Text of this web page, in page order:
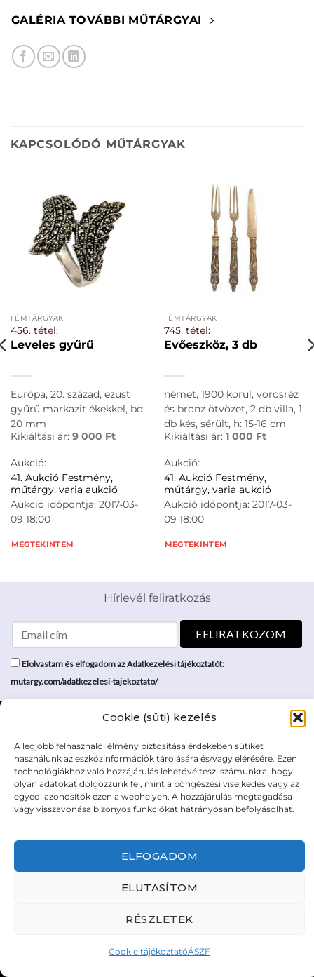
Cookie (süti) kezelés
A legjobb felhasználói élmény biztosítása érdekében sütiket
használunk az eszközinformációk tárolására és/vagy elérésére. Ezen
technológiákhoz való hozzájárulás lehetővé teszi számunkra, hogy
olyan adatokat dolgozzunk fel, mint a böngészési viselkedés vagy az
egyedi azonosítók ezen a webhelyen. A hozzájárulás megtagadása
vagy visszavonása bizonyos funkciókat hátrányosan befolyásolhat.
ELFOGADOM
ELUTASÍTOM
RÉSZLETEK
Cookie tájékoztatóÁSZF
GALÉRIA TOVÁBBI MŰTÁRGYAI
KAPCSOLÓDÓ MŰTÁRGYAK
FÉMTÁRGYAK
456. tétel:
Leveles gyűrű
Európa, 20. század, ezüst
gyűrű markazit ékekkel, bd:
20 mm
Kikiáltási ár: 9 000 Ft
Aukció:
41. Aukció Festmény,
műtárgy, varia aukció
Aukció időpontja: 2017-03-
09 18:00
MEGTEKINTEM
FÉMTÁRGYAK
745. tétel:
Evőeszköz, 3 db
német, 1900 körül, vörösréz
és bronz ötvözet, 2 db villa, 1
db kés, sérült, h: 15-16 cm
Kikiáltási ár: 1 000 Ft
Aukció:
41. Aukció Festmény,
műtárgy, varia aukció
Aukció időpontja: 2017-03-
09 18:00
MEGTEKINTEM
Hírlevél feliratkozás
Elolvastam és elfogadom az Adatkezelési tájékoztatót:
mutargy.com/adatkezelesi-tajekoztato/
Karrier
Kapcsolat
Áraink
Adatvédelem
Impresszum
Kövesse a műtárgy.com-ot
Copyright 2026 ©Mutargy.com